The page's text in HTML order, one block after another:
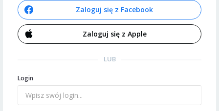
Zaloguj się z Facebook
Zaloguj się z Apple
LUB
Login